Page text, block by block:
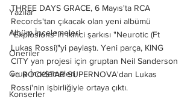
Yazılar
Albüm İncelemeleri
Öneriler
Grup İncelemeleri
Konserler
THREE DAYS GRACE, 6 Mayıs'ta RCA
Records'tan çıkacak olan yeni albümü
"Explosions"ın ikinci şarkısı "Neurotic (Ft
Lukas Rossi)"yi paylaştı. Yeni parça, KING
CITY yan projesi için gruptan Neil Sanderson
ve ROCKSTAR SUPERNOVA'dan Lukas
Rossi'nin işbirliğiyle ortaya çıktı.